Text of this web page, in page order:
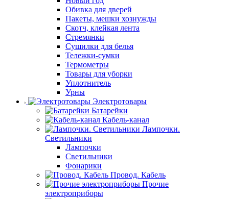
Обивка для дверей
Пакеты, мешки хознужды
Скотч, клейкая лента
Стремянки
Сушилки для белья
Тележки-сумки
Термометры
Товары для уборки
Уплотнитель
Урны
Электротовары
Батарейки
Кабель-канал
Лампочки.
Светильники
Лампочки
Светильники
Фонарики
Провод. Кабель
Прочие
электроприборы